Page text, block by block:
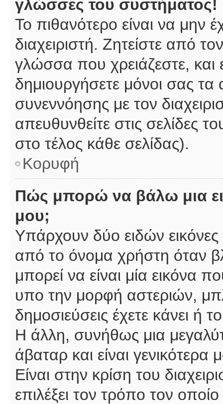
γλώσσες του συστήματος!
Το πιθανότερο είναι να μην
διαχειριστή. Ζητείστε από
γλώσσα που χρειάζεστε, και
δημιουργήσετε μόνοι σας
συνεννόησης με τον
απευθυνθείτε στις
στο τέλος κάθε σελίδας).
Κορυφή
Πώς μπορώ να βάλω μια
μου;
Υπάρχουν δύο ειδών
από το όνομα χρήστη όταν
μπορεί να είναι μία εικόνα
υπο την μορφή αστεριών,
δημοσιεύσεις έχετε κάνει
Η άλλη, συνήθως μια
άβαταρ και είναι
Είναι στην κρίση του
επιλέξει τον τρόπο τον